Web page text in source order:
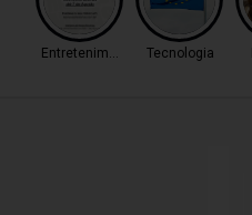
Entretenimento Tecnologia